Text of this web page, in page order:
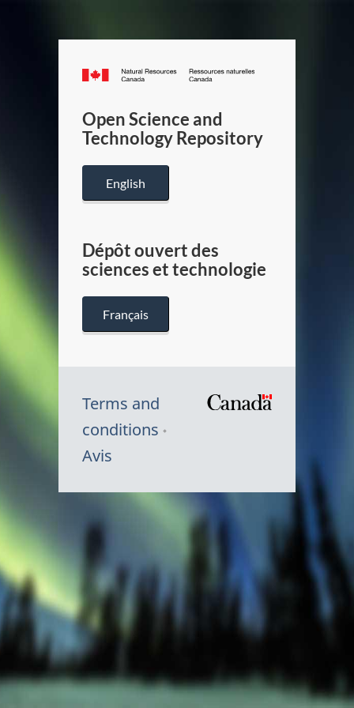
Canada.ca
/
Canada
Open Science and
Technology Repository
English
Dépôt ouvert des
sciences et technologie
Français
Terms and
conditions
Avis
Canada